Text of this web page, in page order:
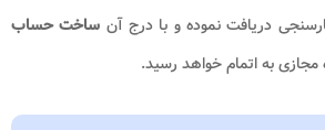
دریافت نموده و با درج آن ساخت حساب
مجازی به اتمام خواهد رسید.